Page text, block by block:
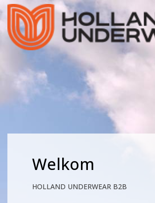
Welkom
HOLLAND UNDERWEAR B2B